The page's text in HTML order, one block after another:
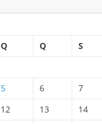
Q Q S
5 6 7
12 13 14